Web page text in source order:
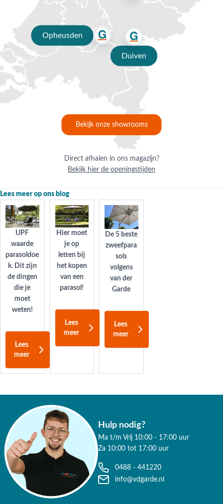
Opheusden
Duiven
Bekijk onze showrooms
Direct afhalen in ons magazijn?
Bekijk hier de openingstijden
Lees meer op ons blog
UPF
waarde
parasoldoe
k. Dit zijn
de dingen
die je
moet
weten!
Lees
meer
Hier moet
je op
letten bij
het kopen
van een
parasol!
Lees
meer
De 5 beste
zweefpara
sols
volgens
van der
Garde
Lees
meer
Hulp nodig?
Ma t/m Vrij 10:00 - 17:00 uur
Za 10:00 tot 17:00 uur
0488 - 441220
info@vdgarde.nl